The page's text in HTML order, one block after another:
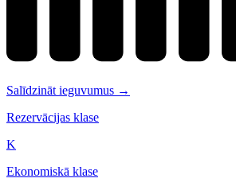
Salīdzināt ieguvumus →
Rezervācijas klase
K
Ekonomiskā klase